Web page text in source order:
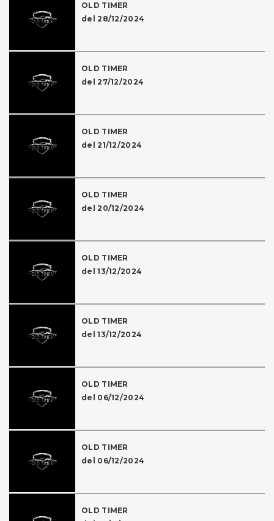
OLD TIMER
del 28/12/2024
OLD TIMER
del 27/12/2024
OLD TIMER
del 21/12/2024
OLD TIMER
del 20/12/2024
OLD TIMER
del 13/12/2024
OLD TIMER
del 13/12/2024
OLD TIMER
del 06/12/2024
OLD TIMER
del 06/12/2024
OLD TIMER